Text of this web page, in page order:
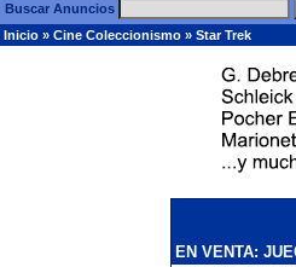
Buscar Anuncios
Inicio » Cine Coleccionismo » Star Trek
EN VENTA: